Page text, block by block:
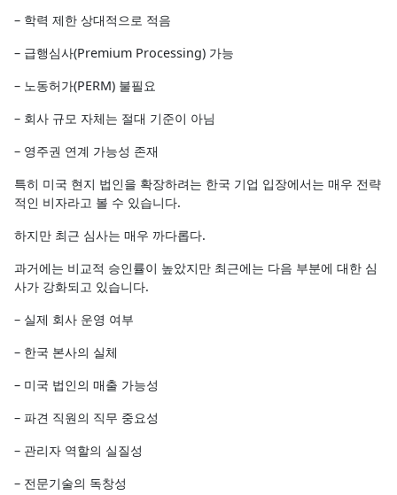
– 학력 제한 상대적으로 적음
– 급행심사(Premium Processing) 가능
– 노동허가(PERM) 불필요
– 회사 규모 자체는 절대 기준이 아님
– 영주권 연계 가능성 존재
특히 미국 현지 법인을 확장하려는 한국 기업 입장에서는 매우 전략
적인 비자라고 볼 수 있습니다.
하지만 최근 심사는 매우 까다롭다.
과거에는 비교적 승인률이 높았지만 최근에는 다음 부분에 대한 심
사가 강화되고 있습니다.
– 실제 회사 운영 여부
– 한국 본사의 실체
– 미국 법인의 매출 가능성
– 파견 직원의 직무 중요성
– 관리자 역할의 실질성
– 전문기술의 독창성